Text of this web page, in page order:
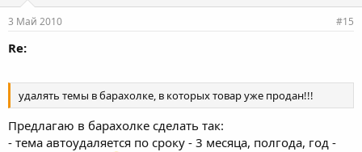
3 Май 2010 #15
Re:
удалять темы в барахолке, в которых товар уже продан!!!
Предлагаю в барахолке сделать так:
- тема автоудаляется по сроку - 3 месяца, полгода, год -